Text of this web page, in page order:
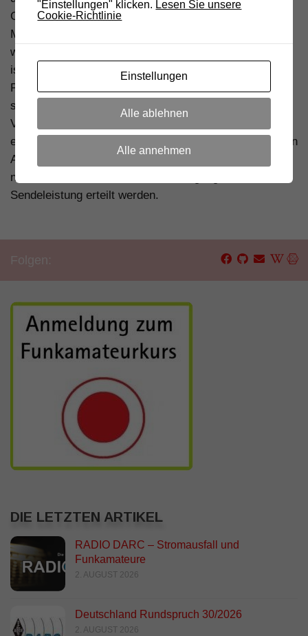
Genehmigung beimGebietsinspektorat
Ministeriums für wirtschaftliche Entwicklung angesucht
werden. Ist keine allgemeine Genehmigung vorhanden,
ist die Aussendung nicht legal. Bei Anzeige bei der
Postbehörde wird von dieser das illegale Sendegerät
sofern vorgesehen beschlagnahmt, eine
Verwaltungsstrafe ausgestellt zusätzlich der
entgangenen Konzessionsgebühren ab der vermutlichen
Aktivierung. Im ISM-Band wird von der Postbehörde
normalerweise auch keine Genehmigung für diese
Sendeleistung erteilt werden.
DIE LETZTEN ARTIKEL
RADIO DARC – Stromausfall und
Funkamateure
2. AUGUST 2026
Deutschland Rundspruch 30/2026
2. AUGUST 2026
"Einstellungen" klicken. Lesen Sie unsere
Cookie-Richtlinie
Einstellungen
Alle ablehnen
Alle annehmen